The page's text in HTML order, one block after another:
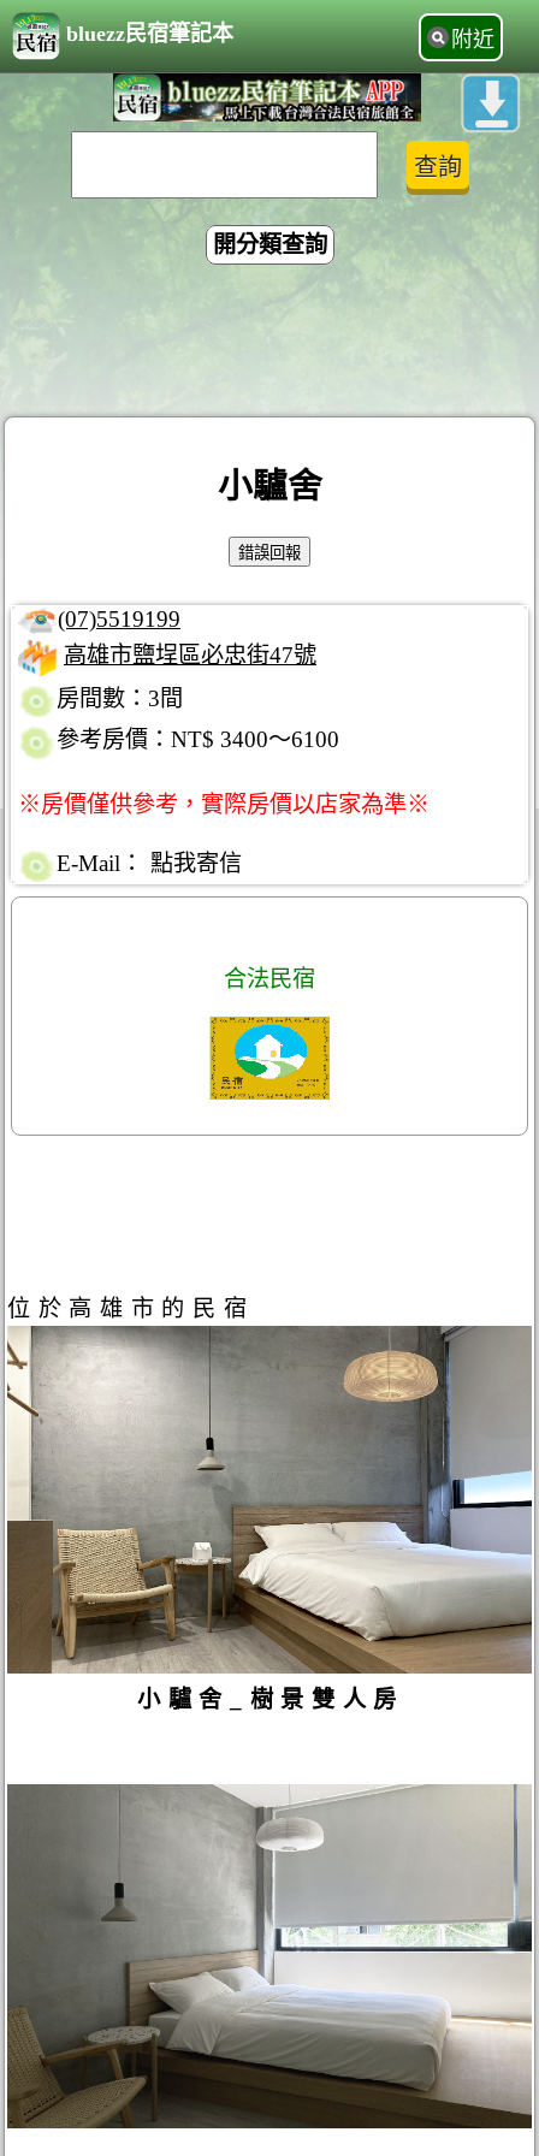
bluezz民宿筆記本 附近
開分類查詢
小驢舍
(07)5519199
高雄市鹽埕區必忠街47號
房間數：3間
參考房價：NT$ 3400～6100
※房價僅供參考，實際房價以店家為準※
E-Mail： 點我寄信
合法民宿
位於高雄市的民宿
小驢舍_樹景雙人房